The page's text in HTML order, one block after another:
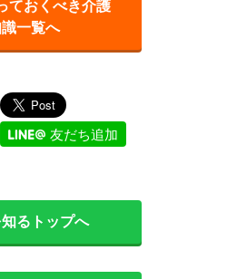
ておくべき介護
一覧へ
友だち追加
るトップへ